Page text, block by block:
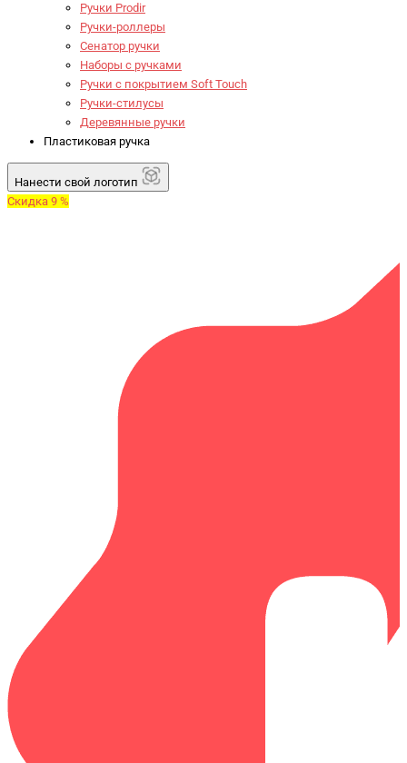
Ручки Prodir
Ручки-роллеры
Сенатор ручки
Наборы с ручками
Ручки с покрытием Soft Touch
Ручки-стилусы
Деревянные ручки
Пластиковая ручка
Нанести свой логотип
Скидка 9 %